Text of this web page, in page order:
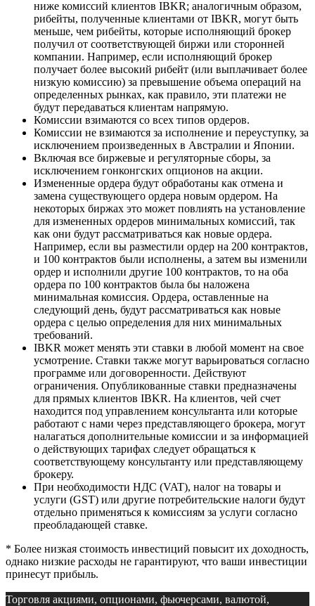
ниже комиссий клиентов IBKR; аналогичным образом,
рибейты, полученные клиентами от IBKR, могут быть
меньше, чем рибейты, которые исполняющий брокер
получил от соответствующей биржи или сторонней
компании. Например, если исполняющий брокер
получает более высокий рибейт (или выплачивает более
низкую комиссию) за превышение объема операций на
определенных рынках, как правило, эти платежи не
будут передаваться клиентам напрямую.
Комиссии взимаются со всех типов ордеров.
Комиссии не взимаются за исполнение и переуступку, за
исключением произведенных в Австралии и Японии.
Включая все биржевые и регуляторные сборы, за
исключением гонконгских опционов на акции.
Измененные ордера будут обработаны как отмена и
замена существующего ордера новым ордером. На
некоторых биржах это может повлиять на установление
для измененных ордеров минимальных комиссий, так
как они будут рассматриваться как новые ордера.
Например, если вы разместили ордер на 200 контрактов,
и 100 контрактов были исполнены, а затем вы изменили
ордер и исполнили другие 100 контрактов, то на оба
ордера по 100 контрактов была бы наложена
минимальная комиссия. Ордера, оставленные на
следующий день, будут рассматриваться как новые
ордера с целью определения для них минимальных
требований.
IBKR может менять эти ставки в любой момент на свое
усмотрение. Ставки также могут варьироваться согласно
программе или договоренности. Действуют
ограничения. Опубликованные ставки предназначены
для прямых клиентов IBKR. На клиентов, чей счет
находится под управлением консультанта или которые
работают с нами через представляющего брокера, могут
налагаться дополнительные комиссии и за информацией
о действующих тарифах следует обращаться к
соответствующему консультанту или представляющему
брокеру.
При необходимости НДС (VAT), налог на товары и
услуги (GST) или другие потребительские налоги будут
отдельно применяться к комиссиям за услуги согласно
преобладающей ставке.
* Более низкая стоимость инвестиций повысит их доходность,
однако низкие расходы не гарантируют, что ваши инвестиции
принесут прибыль.
Торговля акциями, опционами, фьючерсами, валютой,